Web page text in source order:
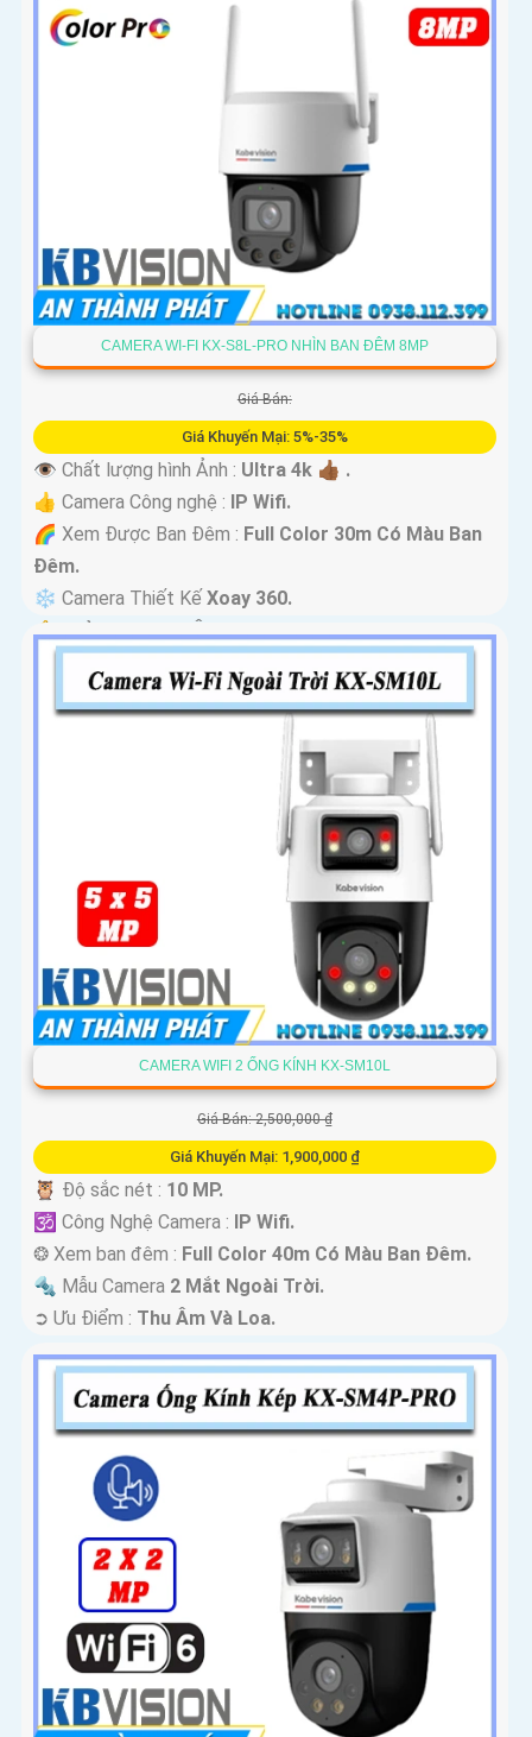
CAMERA WI-FI KX-S8L-PRO NHÌN BAN ĐÊM 8MP
Giá Bán:
Giá Khuyến Mại: 5%-35%
👁 Chất lượng hình Ảnh : Ultra 4k 👍🏾 .
👍 Camera Công nghệ : IP Wifi.
🌈 Xem Được Ban Đêm : Full Color 30m Có Màu Ban
Ðêm.
❄ Camera Thiết Kế Xoay 360.
️🔔 Khả Năng :Thu Âm Và Loa.
CAMERA WIFI 2 ỐNG KÍNH KX-SM10L
Giá Bán: 2,500,000 ₫
Giá Khuyến Mại: 1,900,000 ₫
🦉 Độ sắc nét : 10 MP.
🕉️ Công Nghệ Camera : IP Wifi.
❂ Xem ban đêm : Full Color 40m Có Màu Ban Ðêm.
🔩 Mẫu Camera 2 Mắt Ngoài Trời.
️➲ Ưu Điểm : Thu Âm Và Loa.